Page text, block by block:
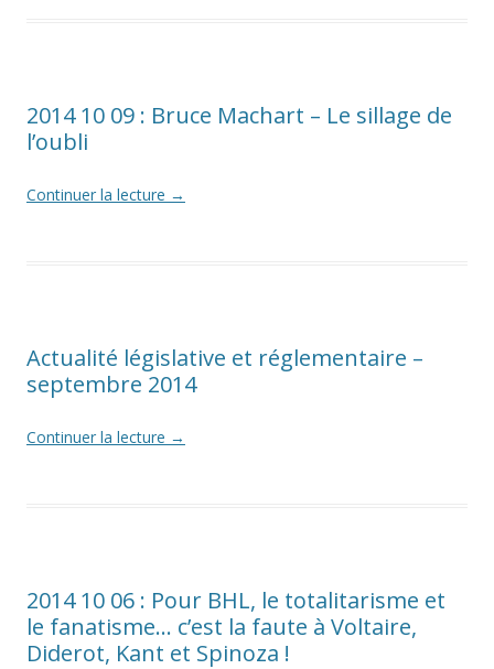
2014 10 09 : Bruce Machart – Le sillage de
l’oubli
Continuer la lecture →
Actualité législative et réglementaire –
septembre 2014
Continuer la lecture →
2014 10 06 : Pour BHL, le totalitarisme et
le fanatisme… c’est la faute à Voltaire,
Diderot, Kant et Spinoza !